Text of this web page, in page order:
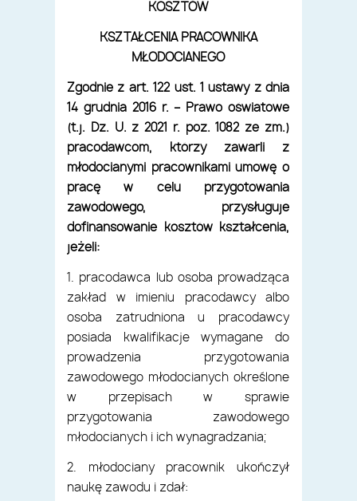
KOSZTÓW
KSZTAŁCENIA PRACOWNIKA
MŁODOCIANEGO
Zgodnie z art. 122 ust. 1 ustawy z dnia
14 grudnia 2016 r. – Prawo oświatowe
(t.j. Dz. U. z 2021 r. poz. 1082 ze zm.)
pracodawcom, którzy zawarli z
młodocianymi pracownikami umowę o
pracę w celu przygotowania
zawodowego, przysługuje
dofinansowanie kosztów kształcenia,
jeżeli:
1. pracodawca lub osoba prowadząca
zakład w imieniu pracodawcy albo
osoba zatrudniona u pracodawcy
posiada kwalifikacje wymagane do
prowadzenia przygotowania
zawodowego młodocianych określone
w przepisach w sprawie
przygotowania zawodowego
młodocianych i ich wynagradzania;
2. młodociany pracownik ukończył
naukę zawodu i zdał: